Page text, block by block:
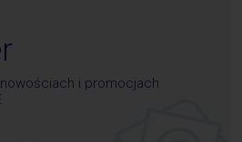
i promocjach